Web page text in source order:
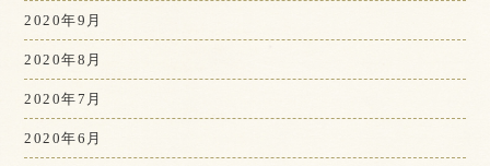
2020年9月
2020年8月
2020年7月
2020年6月